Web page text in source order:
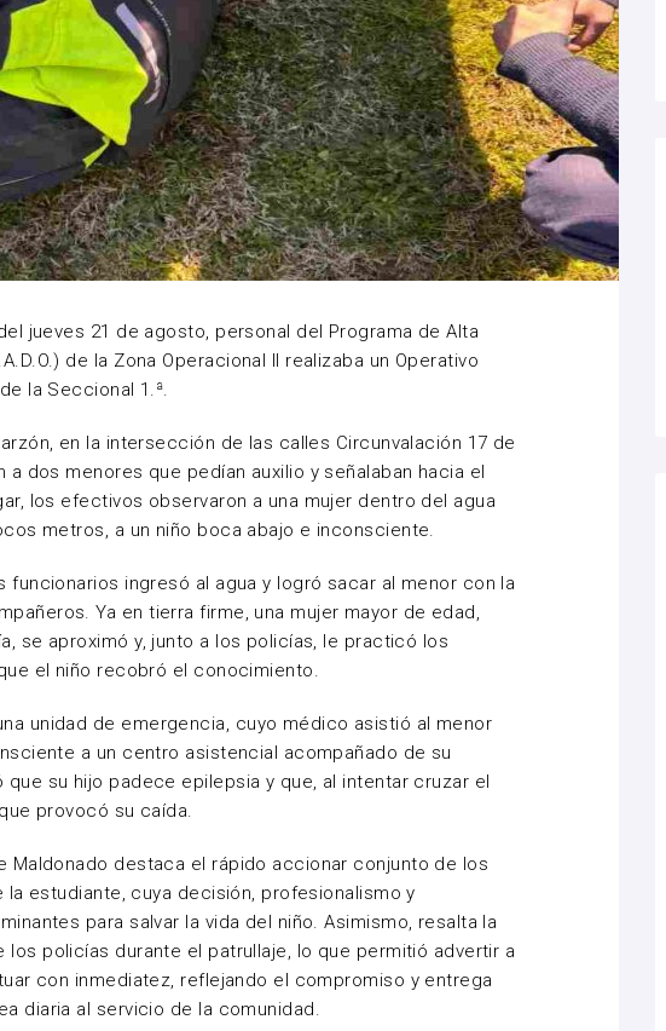
jueves 21 de agosto, personal del Programa de Alta
de la Zona Operacional II realizaba un Operativo
la Seccional 1.ª.
en la intersección de las calles Circunvalación 17 de
a dos menores que pedían auxilio y señalaban hacia el
los efectivos observaron a una mujer dentro del agua
metros, a un niño boca abajo e inconsciente.
funcionarios ingresó al agua y logró sacar al menor con la
Ya en tierra firme, una mujer mayor de edad,
se aproximó y, junto a los policías, le practicó los
el niño recobró el conocimiento.
unidad de emergencia, cuyo médico asistió al menor
a un centro asistencial acompañado de su
que su hijo padece epilepsia y que, al intentar cruzar el
provocó su caída.
Maldonado destaca el rápido accionar conjunto de los
estudiante, cuya decisión, profesionalismo y
para salvar la vida del niño. Asimismo, resalta la
los policías durante el patrullaje, lo que permitió advertir a
con inmediatez, reflejando el compromiso y entrega
diaria al servicio de la comunidad.